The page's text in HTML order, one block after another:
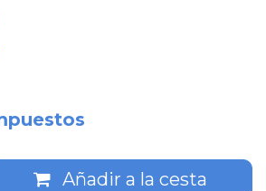
Añadir a la cesta